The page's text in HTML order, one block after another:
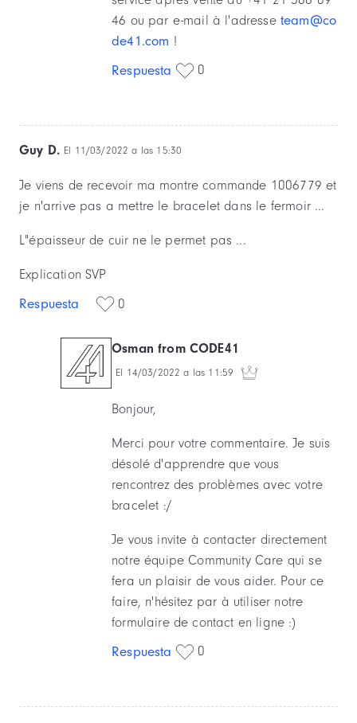
46 ou par e-mail à l'adresse team@co
de41.com !
Respuesta
0
Guy D. El 11/03/2022 a las 15:30
Je viens de recevoir ma montre commande 1006779 et
je n'arrive pas a mettre le bracelet dans le fermoir ...
L"épaisseur de cuir ne le permet pas ...
Explication SVP
Respuesta
0
Osman from CODE41
El 14/03/2022 a las 11:59
Bonjour,
Merci pour votre commentaire. Je suis
désolé d'apprendre que vous
rencontrez des problèmes avec votre
bracelet :/
Je vous invite à contacter directement
notre équipe Community Care qui se
fera un plaisir de vous aider. Pour ce
faire, n'hésitez par à utiliser notre
formulaire de contact en ligne :)
Respuesta
0